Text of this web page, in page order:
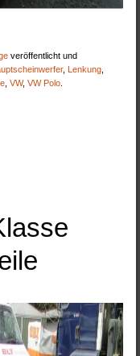
veröffentlicht und
, Lenkung
,VW,VW Polo